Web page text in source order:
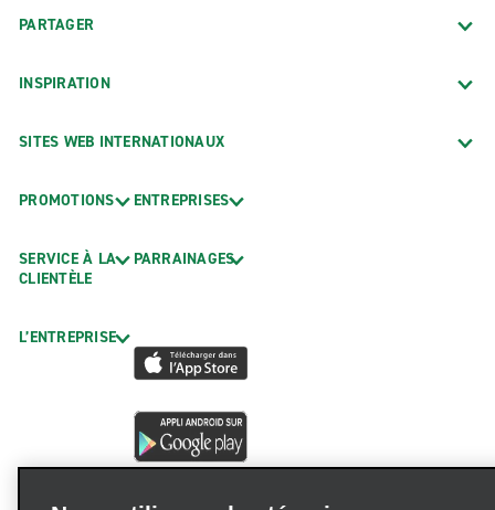
PARTAGER
INSPIRATION
SITES WEB INTERNATIONAUX
PROMOTIONS
SERVICE À LA
CLIENTÈLE
L’ENTREPRISE
ENTREPRISES
PARRAINAGES